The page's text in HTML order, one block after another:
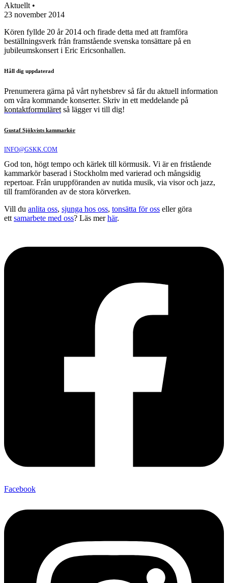
Aktuellt •
23 november 2014
Kören fyllde 20 år 2014 och firade detta med att framföra
beställningsverk från framstående svenska tonsättare på en
jubileumskonsert i Eric Ericsonhallen.
Håll dig uppdaterad
Prenumerera gärna på vårt nyhetsbrev så får du aktuell information
om våra kommande konserter. Skriv in ett meddelande på
kontaktformuläret så lägger vi till dig!
Gustaf Sjökvists kammarkör
INFO@GSKK.COM
God ton, högt tempo och kärlek till körmusik. Vi är en fristående
kammarkör baserad i Stockholm med varierad och mångsidig
repertoar. Från uruppföranden av nutida musik, via visor och jazz,
till framföranden av de stora körverken.
Vill du anlita oss, sjunga hos oss, tonsätta för oss eller göra
ett samarbete med oss? Läs merhär.
Facebook